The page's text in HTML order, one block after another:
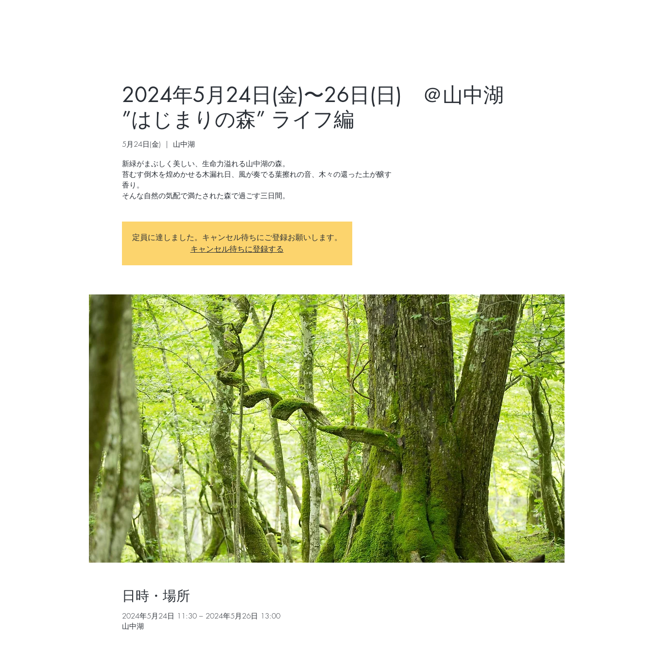
2024年5月24日(金)〜26日(日) ＠山中湖
”はじまりの森” ライフ編
5月24日(金)
  |
山中湖
新緑がまぶしく美しい、生命力溢れる山中湖の森。
苔むす倒木を煌めかせる木漏れ日、風が奏でる葉擦れの音、木々の還った土が醸す
香り。
そんな自然の気配で満たされた森で過ごす三日間。
定員に達しました。キャンセル待ちにご登録お願いします。
キャンセル待ちに登録する
日時・場所
2024年5月24日 11:30 – 2024年5月26日 13:00
山中湖